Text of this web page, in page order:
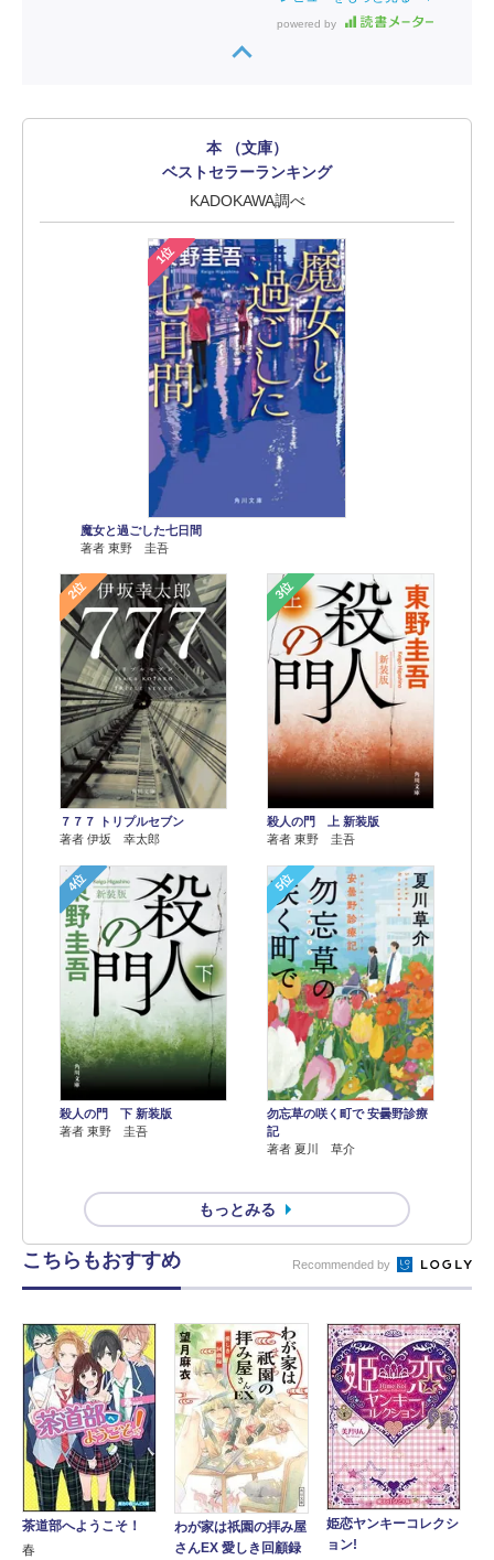
powered by
本 （文庫）
ベストセラーランキング
KADOKAWA調べ
1位
魔女と過ごした七日間
著者 東野 圭吾
2位
７７７ トリプルセブン
著者 伊坂 幸太郎
3位
殺人の門 上 新装版
著者 東野 圭吾
4位
殺人の門 下 新装版
著者 東野 圭吾
5位
勿忘草の咲く町で 安曇野診療
記
著者 夏川 草介
もっとみる
こちらもおすすめ Recommended by
茶道部へようこそ！
春
わが家は祇園の拝み屋
さんEX 愛しき回顧録
姫恋ヤンキーコレクシ
ョン!